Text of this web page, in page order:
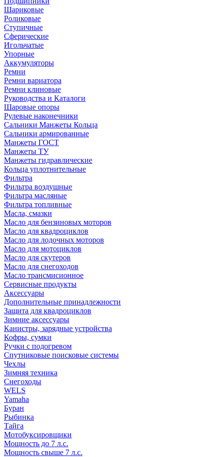
Шариковые
Роликовые
Ступичные
Сферические
Игольчатые
Упорные
Аккумуляторы
Ремни
Ремни вариатора
Ремни клиновые
Руководства и Каталоги
Шаровые опоры
Рулевые наконечники
Сальники Манжеты Кольца
Сальники армированные
Манжеты ГОСТ
Манжеты ТУ
Манжеты гидравлические
Кольца уплотнительные
Фильтра
Фильтра воздушные
Фильтра масляные
Фильтра топливные
Масла, смазки
Масло для бензиновых моторов
Масло для квадроциклов
Масло для лодочных моторов
Масло для мотоциклов
Масло для скутеров
Масло для снегоходов
Масло трансмисионное
Сервисные продукты
Аксессуары
Дополнительные принадлежности
Защита для квадроциклов
Зимние аксессуары
Канистры, зарядные устройства
Кофры, сумки
Ручки с подогревом
Спутниковые поисковые системы
Чехлы
Зимняя техника
Снегоходы
WELS
Yamaha
Буран
Рыбинка
Тайга
Мотобуксировщики
Мощность до 7 л.с.
Мощность свыше 7 л.с.